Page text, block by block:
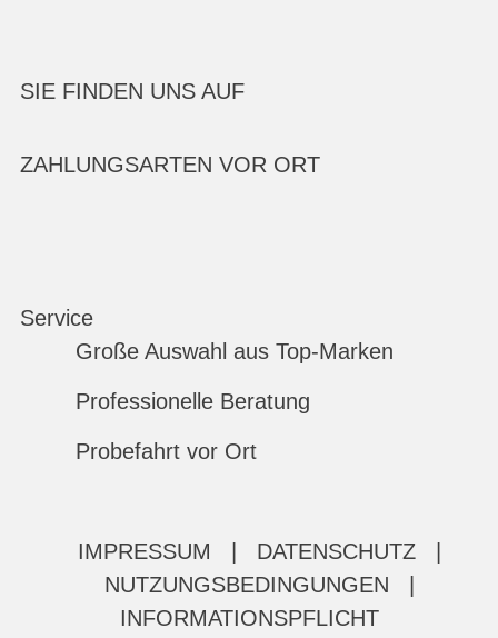
SIE FINDEN UNS AUF
ZAHLUNGSARTEN VOR ORT
Service
Große Auswahl aus Top-Marken
Professionelle Beratung
Probefahrt vor Ort
IMPRESSUM DATENSCHUTZ
NUTZUNGSBEDINGUNGEN
INFORMATIONSPFLICHT